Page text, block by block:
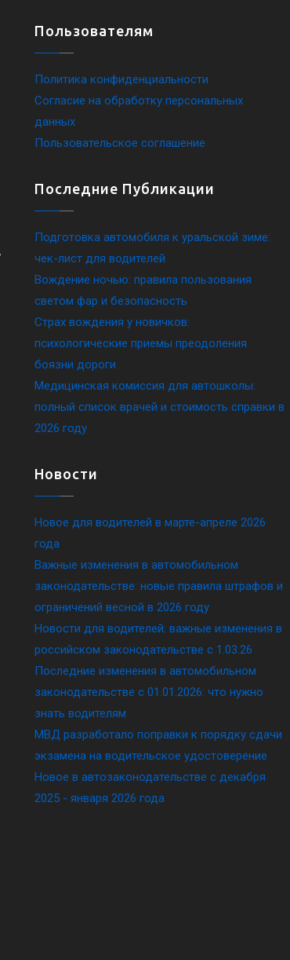
Пользователям
Политика конфиденциальности
Согласие на обработку персональных
данных
Пользовательское соглашение
Последние Публикации
Подготовка автомобиля к уральской зиме:
чек-лист для водителей
Вождение ночью: правила пользования
светом фар и безопасность
Страх вождения у новичков:
психологические приемы преодоления
боязни дороги
Медицинская комиссия для автошколы:
полный список врачей и стоимость справки в
2026 году
Новости
Новое для водителей в марте-апреле 2026
года
Важные изменения в автомобильном
законодательстве: новые правила штрафов и
ограничений весной в 2026 году
Новости для водителей: важные изменения в
российском законодательстве c 1.03.26
Последние изменения в автомобильном
законодательстве c 01.01.2026: что нужно
знать водителям
МВД разработало поправки к порядку сдачи
экзамена на водительское удостоверение
Новое в автозаконодательстве с декабря
2025 - января 2026 года